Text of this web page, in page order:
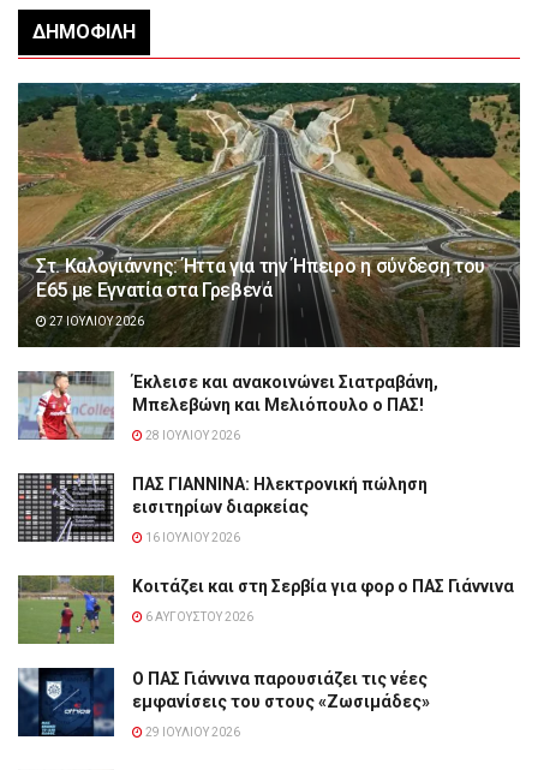
ΔΗΜΟΦΙΛΉ
Στ. Καλογιάννης: Ήττα για την Ήπειρο η σύνδεση του
Ε65 με Εγνατία στα Γρεβενά
27 ΙΟΥΛΊΟΥ 2026
Έκλεισε και ανακοινώνει Σιατραβάνη,
Μπελεβώνη και Μελιόπουλο ο ΠΑΣ!
28 ΙΟΥΛΊΟΥ 2026
ΠΑΣ ΓΙΑΝΝΙΝΑ: Hλεκτρονική πώληση
εισιτηρίων διαρκείας
16 ΙΟΥΛΊΟΥ 2026
Κοιτάζει και στη Σερβία για φορ ο ΠΑΣ Γιάννινα
6 ΑΥΓΟΎΣΤΟΥ 2026
Ο ΠΑΣ Γιάννινα παρουσιάζει τις νέες
εμφανίσεις του στους «Ζωσιμάδες»
29 ΙΟΥΛΊΟΥ 2026